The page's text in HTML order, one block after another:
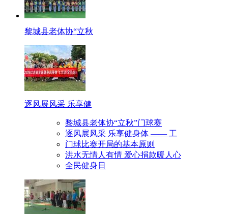
黎城县老体协“立秋
逐风展风采 乐享健
黎城县老体协“立秋”门球赛
逐风展风采 乐享健身体 —— 工
门球比赛开局的基本原则
洪水无情人有情 爱心捐款暖人心
全民健身日